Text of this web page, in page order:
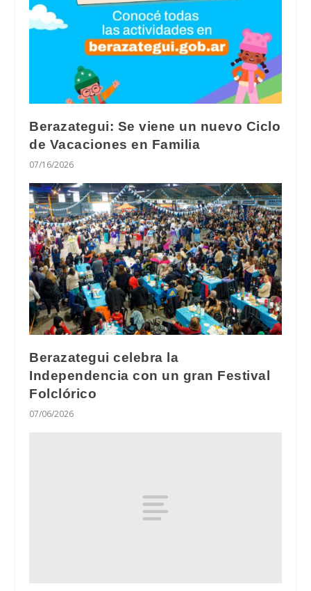
Berazategui: Se viene un nuevo Ciclo
de Vacaciones en Familia
07/16/2026
Berazategui celebra la
Independencia con un gran Festival
Folclórico
07/06/2026